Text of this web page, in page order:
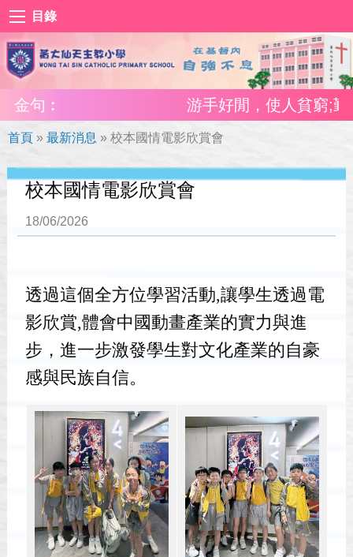
目錄
金句︰ 游手好閒，使人貧窮;勤
首頁 » 最新消息 » 校本國情電影欣賞會
校本國情電影欣賞會
18/06/2026
透過這個全方位學習活動,讓學生透過電
影欣賞,體會中國動畫產業的實力與進
步，進一步激發學生對文化產業的自豪
感與民族自信。